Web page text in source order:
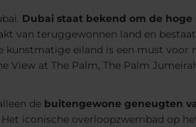
Dubai staat bekend om de hoge
van teruggewonnen land en
eiland is een must voor
View at The Palm, The Palm
de buitengewone geneugten
Het iconische overloopzwembad op